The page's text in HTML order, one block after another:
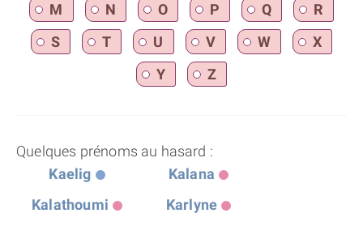
M
N O P Q
R
S
T U V W
X
Y
Z
Quelques prénoms au hasard :
Kaelig
Kalana
Kalathoumi
Karlyne